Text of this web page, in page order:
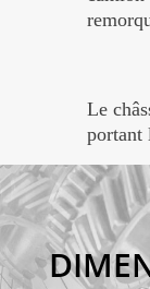
Le
portant